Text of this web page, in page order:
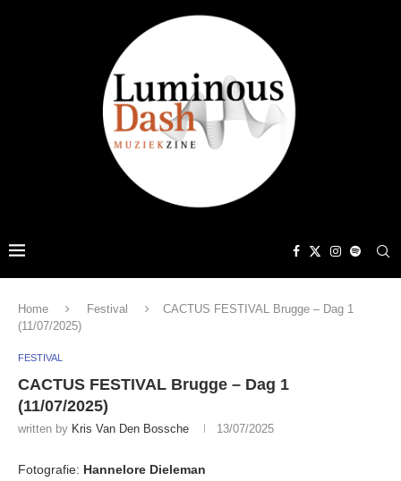
Home Festival
CACTUS FESTIVAL Brugge – Dag 1
(11/07/2025)
FESTIVAL
CACTUS FESTIVAL Brugge – Dag 1
(11/07/2025)
written by Kris Van Den Bossche 13/07/2025
Fotografie: Hannelore Dieleman